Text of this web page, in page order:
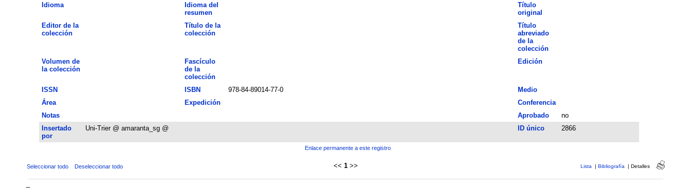
Idioma
Idioma del
resumen
Título
original
Editor de la
colección
Título de la
colección
Título
abreviado
de la
colección
Volumen de
la colección
Fascículo
de la
colección
Edición
ISSN ISBN 978-84-89014-77-0
Medio
Área
Expedición
Conferencia
Notas
Aprobado
no
Insertado
por
Uni-Trier @ amaranta_sg @ ID único 2866
Enlace permanente a este registro
Seleccionar todo Deseleccionar todo << 1 >> Lista | Bibliografía | Detalles